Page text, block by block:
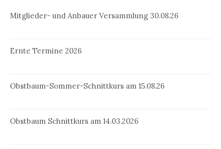
Mitglieder- und Anbauer Versammlung 30.08.26
Ernte Termine 2026
Obstbaum-Sommer-Schnittkurs am 15.08.26
Obstbaum Schnittkurs am 14.03.2026